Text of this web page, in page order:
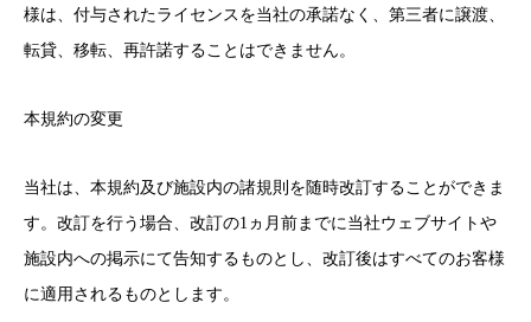
様は、付与されたライセンスを当社の承諾なく、第三者に譲渡、
転貸、移転、再許諾することはできません。
本規約の変更
当社は、本規約及び施設内の諸規則を随時改訂することができま
す。改訂を行う場合、改訂の1ヵ月前までに当社ウェブサイトや
施設内への掲示にて告知するものとし、改訂後はすべてのお客様
に適用されるものとします。